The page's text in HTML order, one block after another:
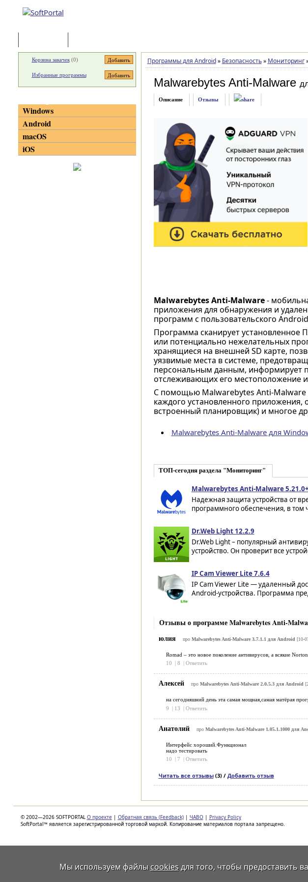
Программы для Android » Безопасность » Мониторинг
Malwarebytes Anti-Malware
Описание Отзывы
Malwarebytes Anti-Malware-
приложения для обнаружения и
программ с пользовательского
Программа сканирует установленное
или потенциально нежелательных
хранящиеся на внешней SD карте,
уязвимые места в системе,
персональным данным, информирует
отслеживающих его местоположение
С помощью Malwarebytes Anti-Malware
каждого установленного
встроенный планировщик) и многое
Malwarebytes Anti-Malware для
ТОП-сегодня раздела "Мониторинг"
Malwarebytes Anti-Malware
Надежная защита устройства от
программного обеспечения, в том
Dr.Web Light 12.2.9
Dr.Web Light – популярный
устройство. Он проверит все
IP Cam Viewer Lite 7.6.4
IP Cam Viewer Lite — удаленный
Android-устройства. Программа
Отзывы о программе Malwarebytes Anti-
юлия
про Malwarebytes Anti-Malware 3.7.1.1 для Android [10-
Romad – это новое поколение антивирусов, а всякие
10
| 8 | Ответить
Алексей про Malwarebytes Anti-Malware 2.0.5.3 для Android
на сегодняшний день эта самая мощная,самая матёрая
9
| 13 | Ответить
Анатолий про Malwarebytes Anti-Malware 1.05.1.1000 для
Интерфейс хороший.Функционал
надо тестировать
10
| 7 | Ответить
Читать все отзывы(3) / Добавить отзыв
Корзина закачек(0)
Избранные программы
Windows
Android
macOS
iOS
© 2002—2026 SOFTPORTAL О проекте | Обратная связь (Feedback) | ЧАВО | Privacy Policy
SoftPortal™ является зарегистрированной торговой маркой. Копирование материалов портала запрещено.
Мы используем файлы cookiesдля того, чтобы предоставить